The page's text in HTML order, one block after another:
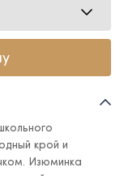
крой и
Изюминка